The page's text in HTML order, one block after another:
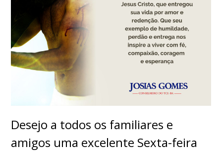
Desejo a todos os familiares e
amigos uma excelente Sexta-feira